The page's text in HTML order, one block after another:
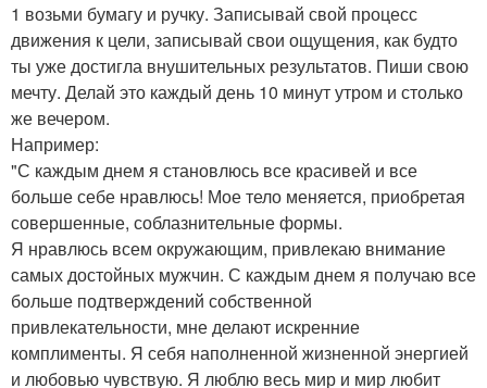
1 возьми бумагу и ручку. Записывай свой процесс
движения к цели, записывай свои ощущения, как будто
ты уже достигла внушительных результатов. Пиши свою
мечту. Делай это каждый день 10 минут утром и столько
же вечером.
Например:
"С каждым днем я становлюсь все красивей и все
больше себе нравлюсь! Мое тело меняется, приобретая
совершенные, соблазнительные формы.
Я нравлюсь всем окружающим, привлекаю внимание
самых достойных мужчин. С каждым днем я получаю все
больше подтверждений собственной
привлекательности, мне делают искренние
комплименты. Я себя наполненной жизненной энергией
и любовью чувствую. Я люблю весь мир и мир любит